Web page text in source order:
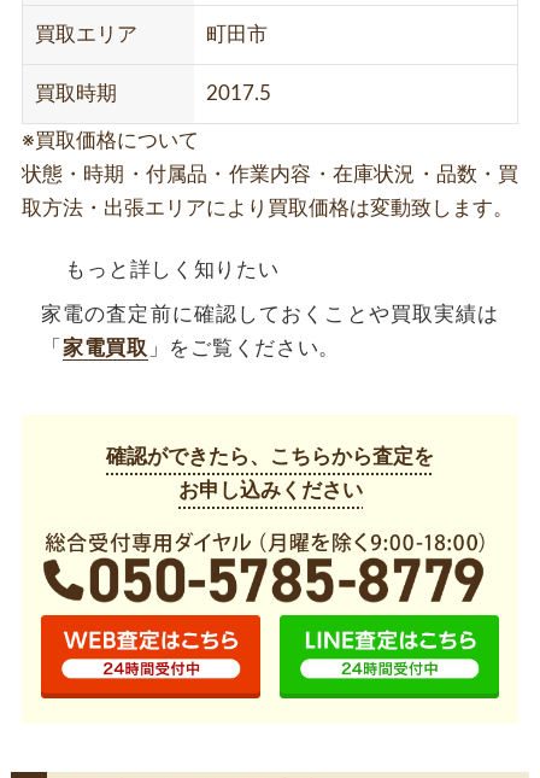
買取エリア 町田市
買取時期 2017.5
※買取価格について
状態・時期・付属品・作業内容・在庫状況・品数・買
取方法・出張エリアにより買取価格は変動致します。
もっと詳しく知りたい
家電の査定前に確認しておくことや買取実績は
「 家電買取 」をご覧ください。
確認ができたら、こちらから査定を
お申し込みください